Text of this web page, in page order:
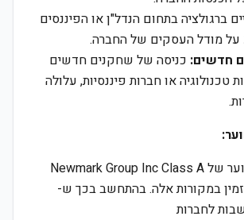
ברגולציה בתחום הנדל"ן או הפיננסים
על מודל העסקים של החברה.
חדשים: כניסה של שחקנים חדשים
טכנולוגיה או חברות פיננסיות, עלולה
נתח השוק המשוער של Newmark Group Inc Class A
זמין במקורות אלה. בהתחשב בכך ש-